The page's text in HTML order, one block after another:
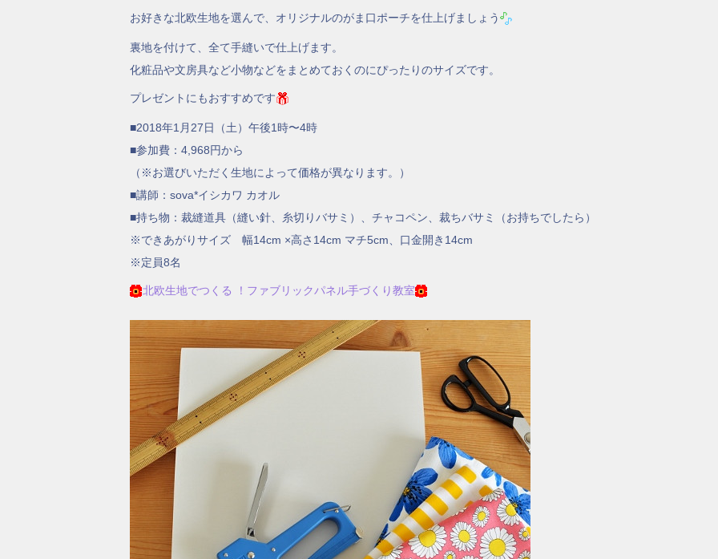
お好きな北欧生地を選んで、オリジナルのがま口ポーチを仕上げましょう
裏地を付けて、全て手縫いで仕上げます。
化粧品や文房具など小物などをまとめておくのにぴったりのサイズです。
プレゼントにもおすすめです
■2018年1月27日（土）午後1時〜4時
■参加費：4,968円から
（※お選びいただく生地によって価格が異なります。）
■講師：sova*イシカワ カオル
■持ち物：裁縫道具（縫い針、糸切りバサミ）、チャコペン、裁ちバサミ（お持ちでしたら）
※できあがりサイズ 幅14cm ×高さ14cm マチ5cm、口金開き14cm
※定員8名
北欧生地でつくる ！ファブリックパネル手づくり教室